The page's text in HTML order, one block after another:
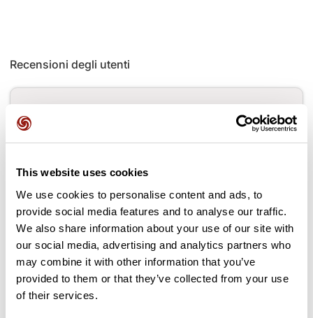
This website uses cookies
We use cookies to personalise content and ads, to
provide social media features and to analyse our traffic.
We also share information about your use of our site with
our social media, advertising and analytics partners who
may combine it with other information that you’ve
provided to them or that they’ve collected from your use
of their services.
Recensioni degli utenti
L'hai già effettuato? Sii il primo a inviare una recensione!
Passi lungo il percorso
29 km Col de la Pierre Plantée 660 m